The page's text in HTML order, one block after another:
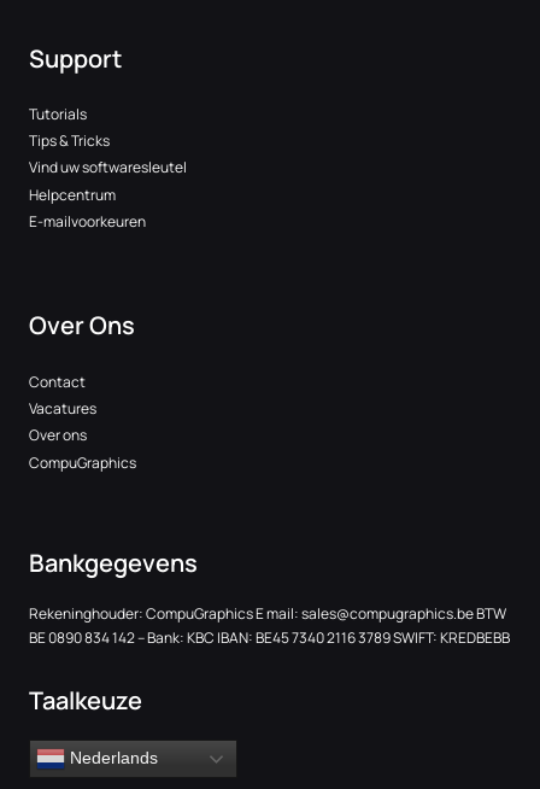
Support
Tutorials
Tips & Tricks
Vind uw softwaresleutel
Helpcentrum
E-mailvoorkeuren
Over Ons
Contact
Vacatures
Over ons
CompuGraphics
Bankgegevens
Rekeninghouder: CompuGraphics E mail:sales@compugraphics.beBTW
BE 0890 834 142 – Bank: KBC IBAN: BE45 7340 2116 3789 SWIFT: KREDBEBB
Taalkeuze
Nederlands